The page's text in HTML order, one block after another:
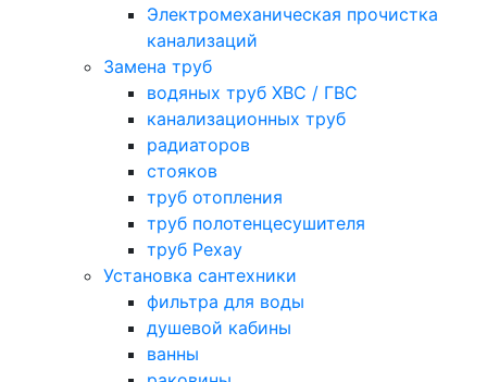
Электромеханическая прочистка
канализаций
Замена труб
водяных труб ХВС / ГВС
канализационных труб
радиаторов
стояков
труб отопления
труб полотенцесушителя
труб Рехау
Установка сантехники
фильтра для воды
душевой кабины
ванны